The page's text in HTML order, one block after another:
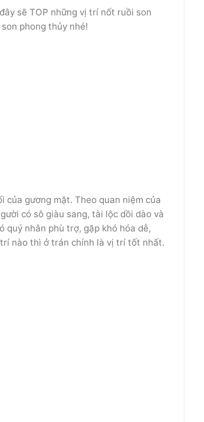
sẽ TOP những vị trí nốt ruồi son
phong thủy nhé!
gương mặt. Theo quan niệm của
có sô giàu sang, tài lộc dồi dào và
quý nhân phù trợ, gặp khó hóa dễ,
nào thì ở trán chính là vị trí tốt nhất.